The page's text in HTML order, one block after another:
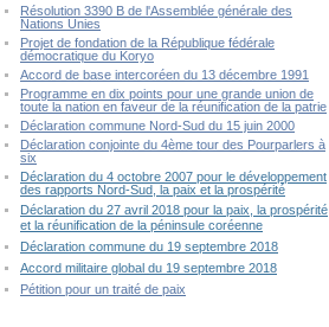
Résolution 3390 B de l'Assemblée générale des
Nations Unies
Projet de fondation de la République fédérale
démocratique du Koryo
Accord de base intercoréen du 13 décembre 1991
Programme en dix points pour une grande union de
toute la nation en faveur de la réunification de la patrie
Déclaration commune Nord-Sud du 15 juin 2000
Déclaration conjointe du 4ème tour des Pourparlers à
six
Déclaration du 4 octobre 2007 pour le développement
des rapports Nord-Sud, la paix et la prospérité
Déclaration du 27 avril 2018 pour la paix, la prospérité
et la réunification de la péninsule coréenne
Déclaration commune du 19 septembre 2018
Accord militaire global du 19 septembre 2018
Pétition pour un traité de paix